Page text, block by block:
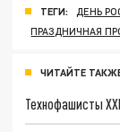
ТЕГИ: ДЕНЬ
ПРАЗДНИЧНАЯ
ЧИТАЙТЕ
Технофашисты